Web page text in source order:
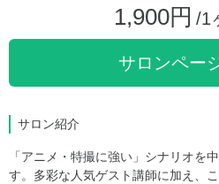
1,900円 /1
サロンペー
サロン紹介
「アニメ・特撮に強い」シナリオを
す。多彩な人気ゲスト講師に加え、